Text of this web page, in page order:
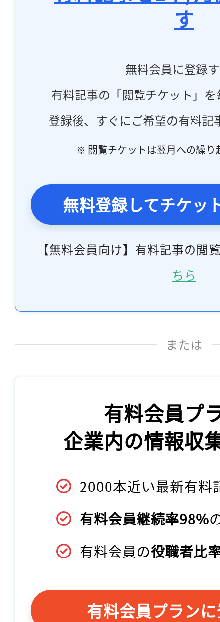
す
無料会員に登録
有料記事の「閲覧チケット」
登録後、すぐにご希望の有料記
※ 閲覧チケットは翌月への繰り
無料登録してチケッ
【無料会員向け】有料記事の閲
ちら
または
有料会員プ
企業内の情報収
2000本近い最新有料
有料会員継続率98%
有料会員の役職者比
有料会員プラン